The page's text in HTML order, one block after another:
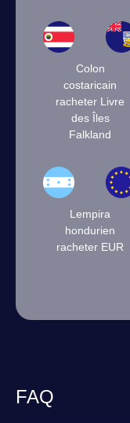
Colon
costaricain
racheter Livre
des Îles
Falkland
Lempira
hondurien
racheter EUR
FAQ